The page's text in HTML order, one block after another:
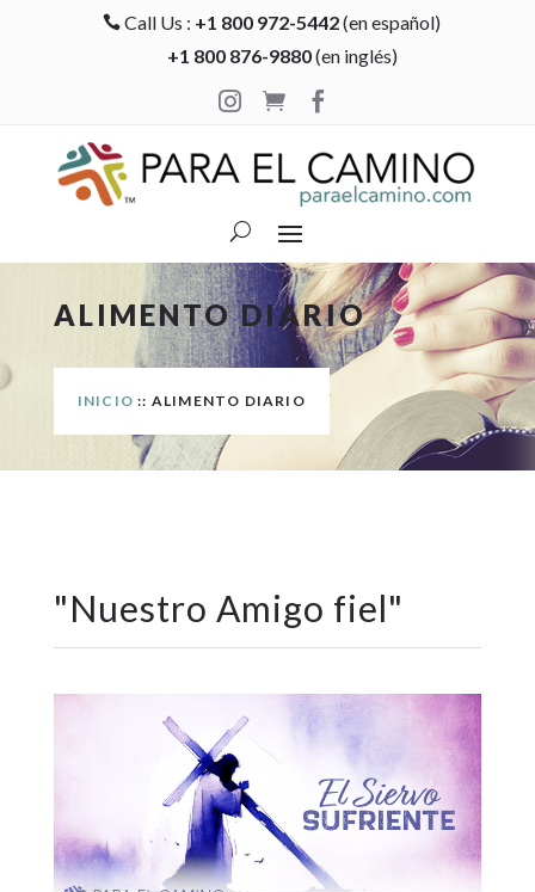
 Call Us : +1 800 972-5442(en español)
+1 800 876-9880(en inglés)

 
ALIMENTO DIARIO
INICIO :: ALIMENTO DIARIO
"Nuestro Amigo fiel"